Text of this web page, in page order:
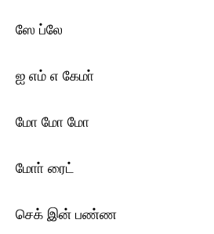
ஸே ப்லே
ஐ எம் எ கேமா்
மோ மோ மோ
மோா் ரைட்
செக் இன் பண்ண